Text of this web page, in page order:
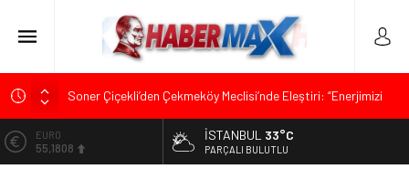
Soner Çiçekli’den Çekmeköy Meclisi’nde Eleştiri: “Enerjimizi
Edremit’te Kaymakam Ahmet Odabaş’a Duygu Dolu Veda
ALTIN
6.662,82
İSTANBUL 33°C
PARÇALI BULUTLU